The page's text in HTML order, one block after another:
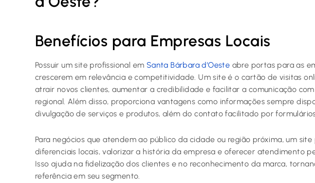
Benefícios para Empresas Locais
Possuir um site profissional em Santa Bárbara d’Oeste abre portas para as
crescerem em relevância e competitividade. Um site é o cartão de visitas
atrair novos clientes, aumentar a credibilidade e facilitar a comunicação
regional. Além disso, proporciona vantagens como informações sempre
divulgação de serviços e produtos, além do contato facilitado por
Para negócios que atendem ao público da cidade ou região próxima, um
diferenciais locais, valorizar a história da empresa e oferecer atendimento
Isso ajuda na fidelização dos clientes e no reconhecimento da marca,
referência em seu segmento.